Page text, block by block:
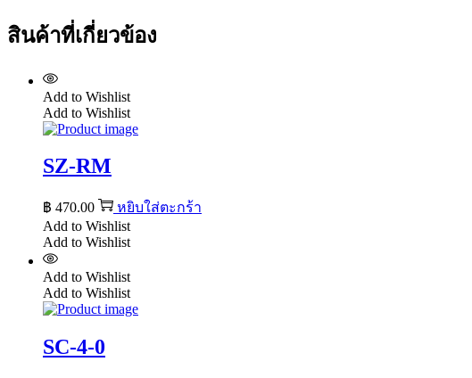
สินค้าที่เกี่ยวข้อง
Add to Wishlist
Add to Wishlist
SZ-RM
฿ 470.00
หยิบใส่ตะกร้า
Add to Wishlist
Add to Wishlist
Add to Wishlist
Add to Wishlist
SC-4-0